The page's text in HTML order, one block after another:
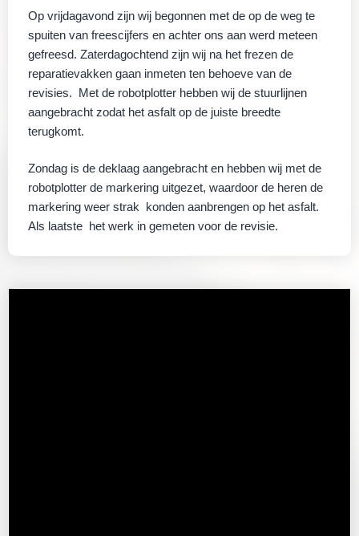
Op vrijdagavond zijn wij begonnen met de op de weg te
spuiten van freescijfers en achter ons aan werd meteen
gefreesd. Zaterdagochtend zijn wij na het frezen de
reparatievakken gaan inmeten ten behoeve van de
revisies. Met de robotplotter hebben wij de stuurlijnen
aangebracht zodat het asfalt op de juiste breedte
terugkomt.
Zondag is de deklaag aangebracht en hebben wij met de
robotplotter de markering uitgezet, waardoor de heren de
markering weer strak konden aanbrengen op het asfalt.
Als laatste het werk in gemeten voor de revisie.